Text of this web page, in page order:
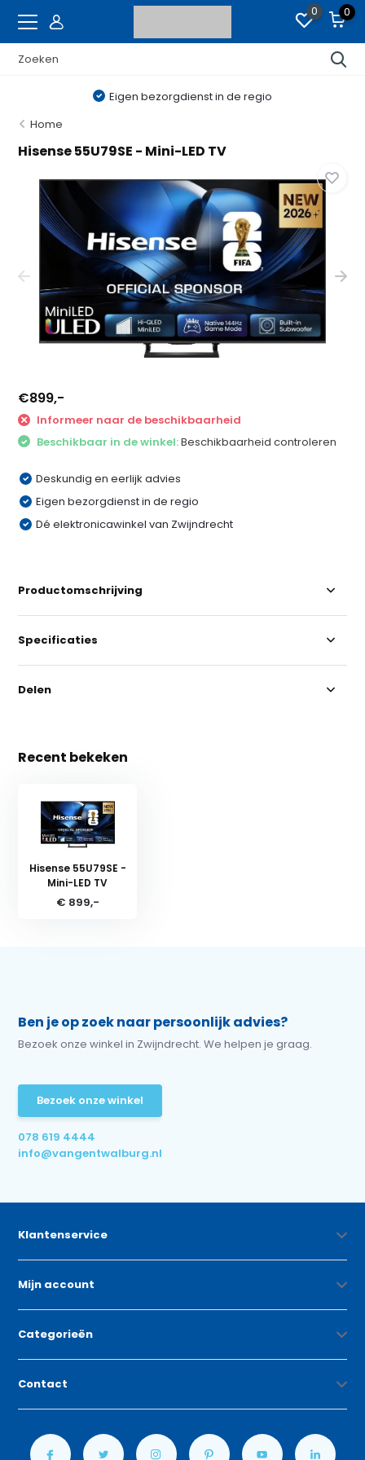
0 0
Eigen bezorgdienst in de regio
Home
Hisense 55U79SE - Mini-LED TV
€899,-
Informeer naar de beschikbaarheid
Beschikbaar in de winkel:Beschikbaarheid controleren
Deskundig en eerlijk advies
Eigen bezorgdienst in de regio
Dé elektronicawinkel van Zwijndrecht
Productomschrijving
Specificaties
Delen
Recent bekeken
Hisense 55U79SE -
Mini-LED TV
€ 899,-
Ben je op zoek naar persoonlijk advies?
Bezoek onze winkel in Zwijndrecht. We helpen je graag.
Bezoek onze winkel
078 619 4444
info@vangentwalburg.nl
Klantenservice
Mijn account
Categorieën
Contact